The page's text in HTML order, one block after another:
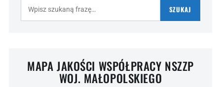
SZUKAJ
MAPA JAKOŚCI WSPÓŁPRACY NSZZP
WOJ. MAŁOPOLSKIEGO